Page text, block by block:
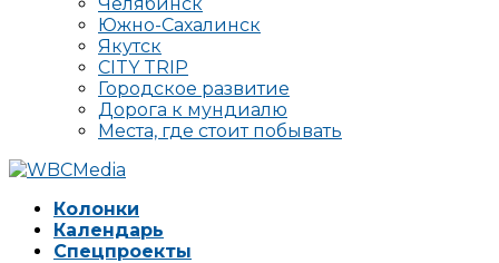
Южно-Сахалинск
Якутск
CITY TRIP
Городское развитие
Дорога к мундиалю
Места, где стоит побывать
Колонки
Календарь
Спецпроекты